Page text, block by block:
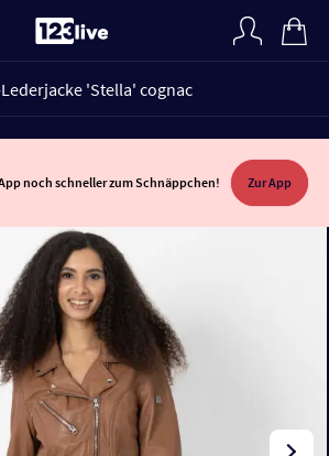
Lederjacke 'Stella' cognac
noch schneller zum Schnäppchen! Zur App